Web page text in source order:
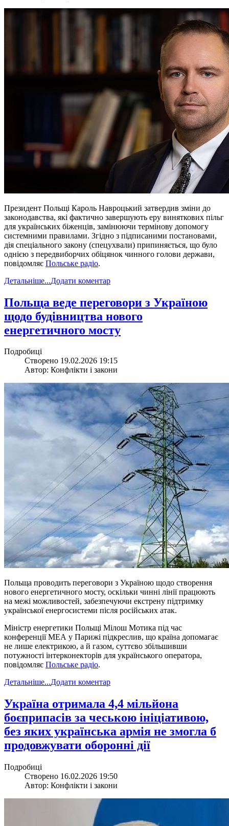
Президент Польщі Кароль Навроцький затвердив зміни до
законодавства, які фактично завершують еру виняткових пільг
для українських біженців, замінюючи термінову допомогу
системними правилами. Згідно з підписаними постановами,
дія спеціального закону (спецухвали) припиняється, що було
однією з передвиборчих обіцянок чинного голови держави,
повідомляє Польське радіо.
Детальніше...Додати коментар
​Польща веде переговори з Україною
щодо будівництва нового
енергетичного мосту
Подробиці
Створено 19.02.2026 19:15
Автор: Конфлікти і закони
Польща проводить переговори з Україною щодо створення
нового енергетичного мосту, оскільки чинні лінії працюють
на межі можливостей, забезпечуючи екстрену підтримку
української енергосистеми після російських атак.
Міністр енергетики Польщі Мілош Мотика під час
конференції МЕА у Парижі підкреслив, що країна допомагає
не лише електрикою, а й газом, суттєво збільшивши
потужності інтерконекторів для українського оператора,
повідомляє Польське радіо.
Детальніше...Додати коментар
​Україна отримала 4,4 мільйона
боєприпасів за чеською ініціативою,
без яких українська армія не змогла б
продовжувати оборонні дії
Подробиці
Створено 16.02.2026 19:50
Автор: Конфлікти і закони